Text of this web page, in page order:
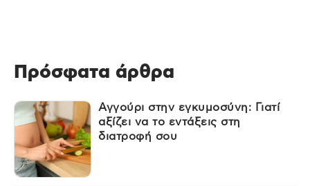
Πρόσφατα άρθρα
Αγγούρι στην εγκυμοσύνη: Γιατί
αξίζει να το εντάξεις στη
διατροφή σου